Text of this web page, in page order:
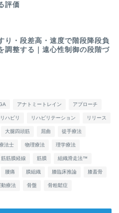
評価
り・段差高・速度で階段降段負
調整する｜遠心性制御の段階づ
アナトミートレイン アプローチ
リハビリ リハビリテーション リリース
大腿四頭筋 屈曲 徒手療法
法士 物理療法 理学療法
筋筋膜経線 筋膜 組織滑走法™
腰痛 膜組織 膝臨床推論 膝蓋骨
動療法 骨盤 骨粗鬆症